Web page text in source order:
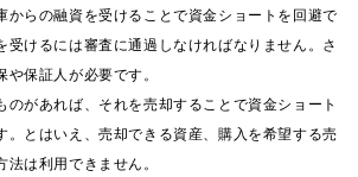
からの融資を受けることで資金ショートを回避で
受けるには審査に通過しなければなりません。さ
や保証人が必要です。
のがあれば、それを売却することで資金ショート
。とはいえ、売却できる資産、購入を希望する売
は利用できません。